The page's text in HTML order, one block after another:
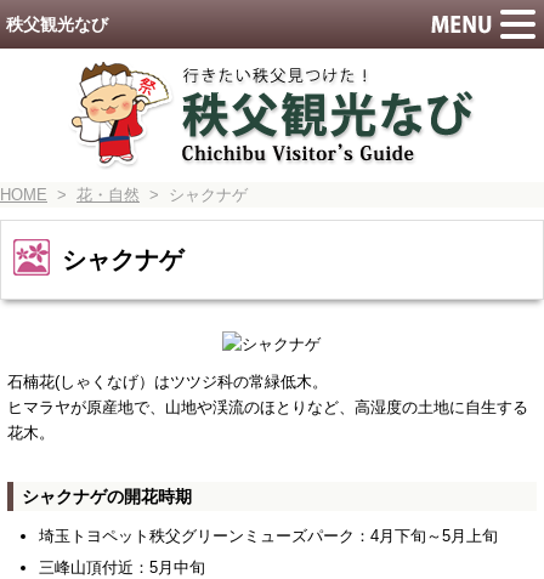
HOME > 花・自然 > シャクナゲ
シャクナゲ
石楠花(しゃくなげ）はツツジ科の常緑低木。
ヒマラヤが原産地で、山地や渓流のほとりなど、高湿度の土地に自生する
花木。
シャクナゲの開花時期
埼玉トヨペット秩父グリーンミューズパーク：4月下旬～5月上旬
三峰山頂付近：5月中旬
秩父観光なび